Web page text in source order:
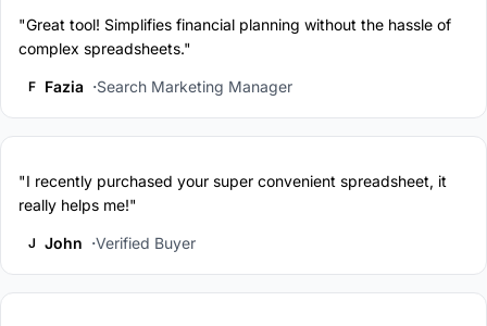
"Great tool! Simplifies financial planning without the hassle of
complex spreadsheets."
F Fazia Search Marketing Manager
"I recently purchased your super convenient spreadsheet, it
really helps me!"
J John Verified Buyer